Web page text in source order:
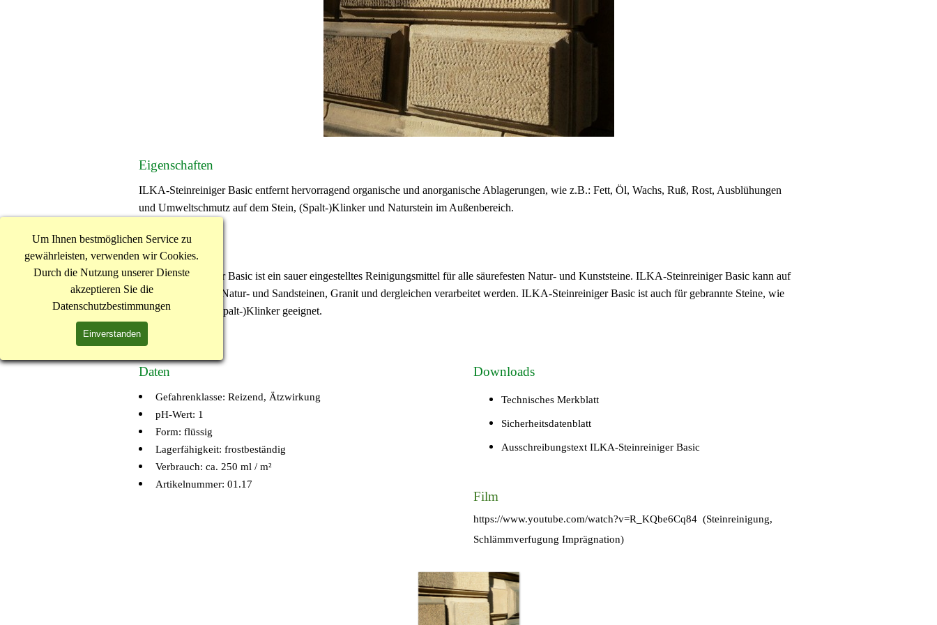
Um Ihnen bestmöglichen Service zu
gewährleisten, verwenden wir Cookies.
Durch die Nutzung unserer Dienste
akzeptieren Sie die
Datenschutzbestimmungen
Einverstanden
Eigenschaften
ILKA-Steinreiniger Basic entfernt hervorragend organische und anorganische Ablagerungen, wie z.B.: Fett, Öl, Wachs, Ruß, Rost, Ausblühungen
und Umweltschmutz auf dem Stein, (Spalt-)Klinker und Naturstein im Außenbereich.
Einsatzgebiete
ILKA-Steinreiniger Basic ist ein sauer eingestelltes Reinigungsmittel für alle säurefesten Natur- und Kunststeine. ILKA-Steinreiniger Basic kann auf
silikatgebundenen Natur- und Sandsteinen, Granit und dergleichen verarbeitet werden. ILKA-Steinreiniger Basic ist auch für gebrannte Steine, wie
Vormauerziegel, (Spalt-)Klinker geeignet.
Downloads
Technisches Merkblatt
Sicherheitsdatenblatt
Ausschreibungstext ILKA-Steinreiniger Basic
Film
https://www.youtube.com/watch?v=R_KQbe6Cq84 (Steinreinigung,
Schlämmverfugung Imprägnation)
Daten
Gefahrenklasse: Reizend, Ätzwirkung
pH-Wert: 1
Form: flüssig
Lagerfähigkeit: frostbeständig
Verbrauch: ca. 250 ml / m²
Artikelnummer: 01.17